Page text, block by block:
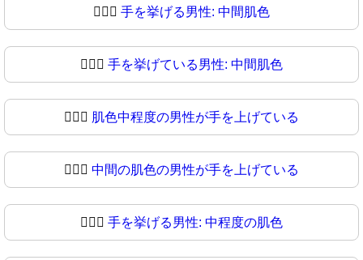
🙋🏼‍♂️ 手を挙げる男性: 中間肌色
🙋🏼‍♂ 手を挙げている男性: 中間肌色
🙋🏽‍♂️ 肌色中程度の男性が手を上げている
🙋🏽‍♂ 中間の肌色の男性が手を上げている
🙋🏾‍♂️ 手を挙げる男性: 中程度の肌色